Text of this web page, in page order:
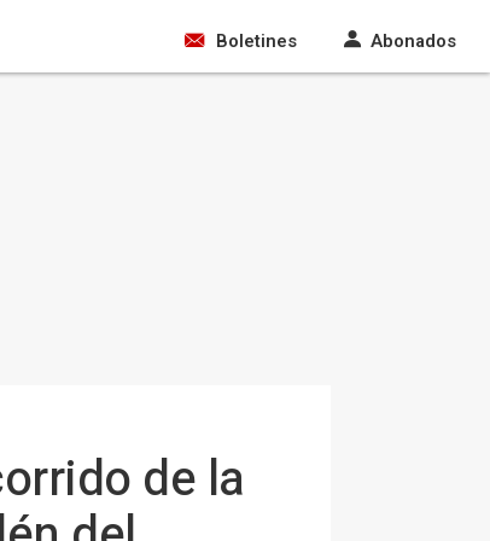
Boletines Abonados
de la